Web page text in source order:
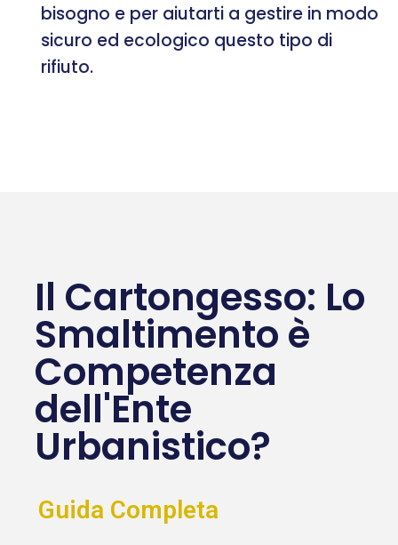
bisogno e per aiutarti a gestire in modo
sicuro ed ecologico questo tipo di
rifiuto.
Il Cartongesso: Lo
Smaltimento è
Competenza
dell'Ente
Urbanistico?
Guida Completa